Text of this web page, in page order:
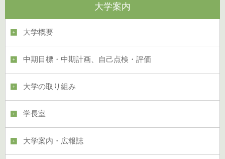
大学案内
大学概要
中期目標・中期計画、自己点検・評価
大学の取り組み
学長室
大学案内・広報誌